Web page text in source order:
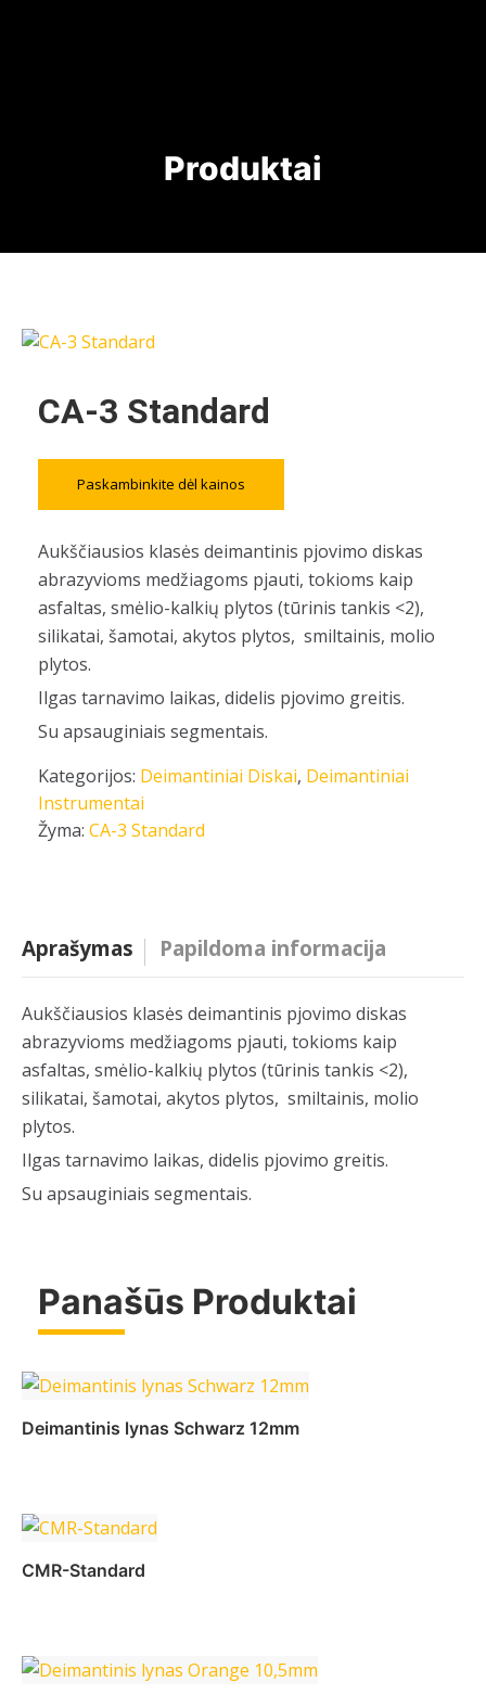
Produktai
CA-3 Standard
Paskambinkite dėl kainos
Aukščiausios klasės deimantinis pjovimo diskas
abrazyvioms medžiagoms pjauti, tokioms kaip
asfaltas, smėlio-kalkių plytos (tūrinis tankis <2),
silikatai, šamotai, akytos plytos, smiltainis, molio
plytos.
Ilgas tarnavimo laikas, didelis pjovimo greitis.
Su apsauginiais segmentais.
Kategorijos: Deimantiniai Diskai, Deimantiniai
Instrumentai
Žyma: CA-3 Standard
Aprašymas Papildoma informacija
Aukščiausios klasės deimantinis pjovimo diskas
abrazyvioms medžiagoms pjauti, tokioms kaip
asfaltas, smėlio-kalkių plytos (tūrinis tankis <2),
silikatai, šamotai, akytos plytos, smiltainis, molio
plytos.
Ilgas tarnavimo laikas, didelis pjovimo greitis.
Su apsauginiais segmentais.
Panašūs Produktai
Deimantinis lynas Schwarz 12mm
Daugiau
CMR-Standard
Daugiau